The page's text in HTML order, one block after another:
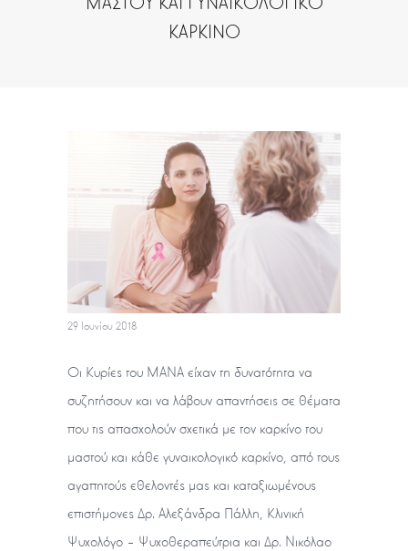
ΚΑΡΚΙΝΟ
29 Ιουνίου 2018
Οι Κυρίες του ΜΑΝΑ είχαν τη δυνατότητα να
συζητήσουν και να λάβουν απαντήσεις σε θέματα
που τις απασχολούν σχετικά με τον καρκίνο του
μαστού και κάθε γυναικολογικό καρκίνο, από τους
αγαπητούς εθελοντές μας και καταξιωμένους
επιστήμονες Δρ. Αλεξάνδρα Πάλλη, Κλινική
Ψυχολόγο – Ψυχοθεραπεύτρια και Δρ. Νικόλαο